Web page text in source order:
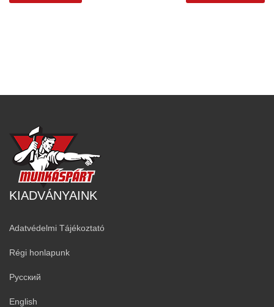
KIADVÁNYAINK
Adatvédelmi Tájékoztató
Régi honlapunk
Русский
English